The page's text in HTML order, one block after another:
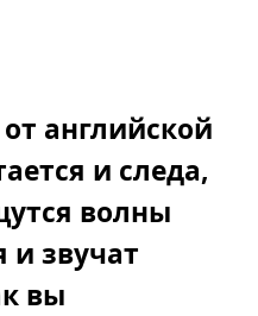
английской
и следа,
волны
и звучат
вы